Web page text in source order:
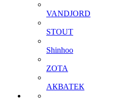
VANDJORD
STOUT
Shinhoo
ZOTA
АКВАТЕК